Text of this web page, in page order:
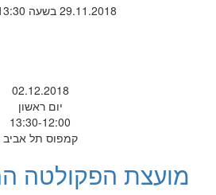
29.11.2018 בשעה 14:30-13:30
02.12.2018
יום ראשון
13:30-12:00
קמפוס תל אביב
מועצת הפקולטה